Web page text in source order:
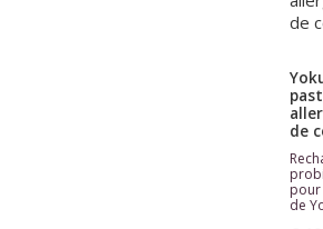
de
pour
de